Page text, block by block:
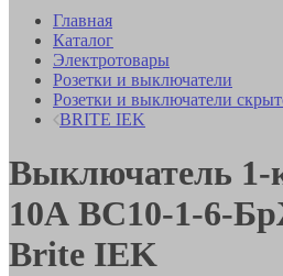
Главная
Каталог
Электротовары
Розетки и выключатели
Розетки и выключатели
BRITE IEK
Выключатель 1-
10А ВС10-1-6-
Brite IEK